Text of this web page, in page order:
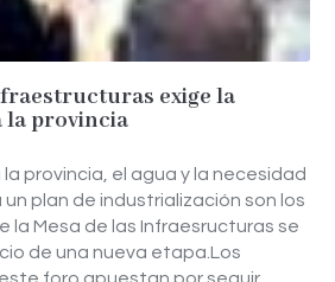
exige la
la provincia
provincia, el agua y la necesidad
plan de industrialización son los
la Mesa de las Infraesructuras se
de una nueva etapa.Los